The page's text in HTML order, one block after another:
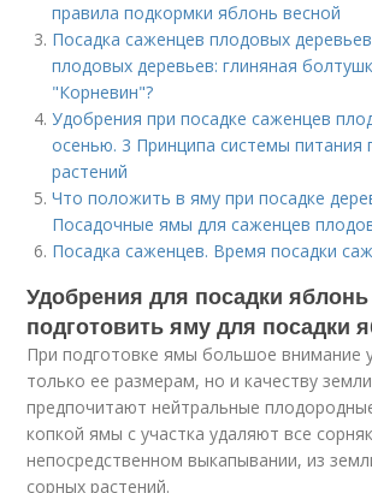
правила подкормки яблонь весной
Посадка саженцев плодовых
плодовых деревьев: глиняная
"Корневин"?
Удобрения при посадке саженцев
осенью. 3 Принципа системы питания
растений
Что положить в яму при посадке
Посадочные ямы для саженцев
Посадка саженцев. Время посадки
Удобрения для посадки
подготовить яму для посадки
При подготовке ямы большое внимание
только ее размерам, но и качеству
предпочитают нейтральные
копкой ямы с участка удаляют все
непосредственном выкапывании, из
сорных растений.